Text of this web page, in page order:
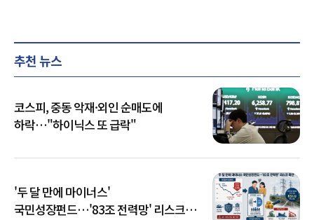
추천 뉴스
코스피, 중동 악재·외인 순매도에
하락…"하이닉스 또 급락"
'두 달 만에 마이너스'
국민성장펀드…'83조 전력망' 리스크